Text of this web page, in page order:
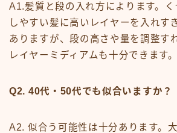
A1.髪質と段の入れ方によります。
しやすい髪に高いレイヤーを入れす
ありますが、段の高さや量を調整す
レイヤーミディアムも十分できます。
Q2. 40代・50代でも似合いますか？
A2. 似合う可能性は十分あります。